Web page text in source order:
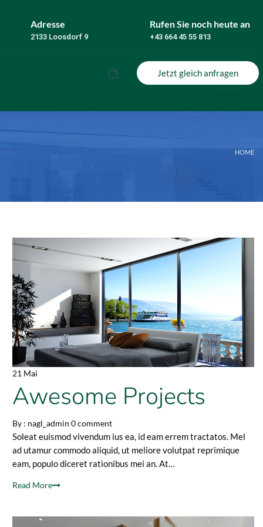
Adresse
2133 Loosdorf 9
Rufen Sie noch heute an
+43 664 45 55 813
Jetzt gleich anfragen
HOME
21 Mai
Awesome Projects
By : nagl_admin 0 comment
Soleat euismod vivendum ius ea, id eam errem tractatos. Mel
ad utamur commodo aliquid, ut meliore volutpat reprimique
eam, populo diceret rationibus mei an. At…
Read More